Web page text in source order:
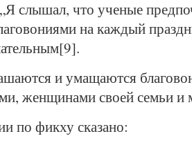
слышал, что ученые
на каждый
и умащаются
женщинами своей семьи и
по фикху сказано: